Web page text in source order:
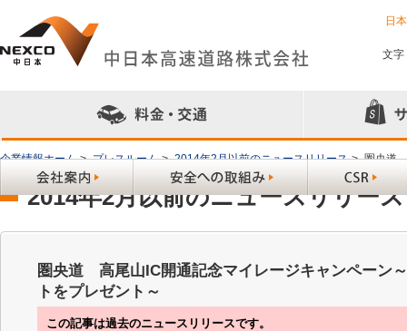
日
文字
企業情報ホーム > プレスルーム > 2014年2月以前のニュースリリース > 圏央道
2014年2月以前のニュースリリース
圏央道 高尾山IC開通記念マイレージキャンペーン
トをプレゼント～
この記事は過去のニュースリリースです。